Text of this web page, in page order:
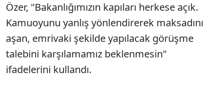
Özer, "Bakanlığımızın kapıları herkese açık.
Kamuoyunu yanlış yönlendirerek maksadını
aşan, emrivaki şekilde yapılacak görüşme
talebini karşılamamız beklenmesin"
ifadelerini kullandı.